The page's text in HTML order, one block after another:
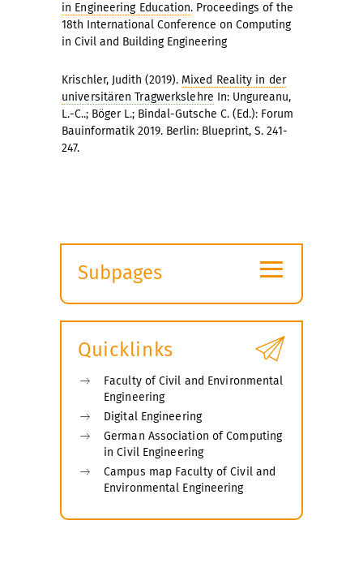
in Engineering Education. Proceedings of the
18th International Conference on Computing
in Civil and Building Engineering
Krischler, Judith (2019). Mixed Reality in der
universitären Tragwerkslehre In: Ungureanu,
L.-C..; Böger L.; Bindal-Gutsche C. (Ed.): Forum
Bauinformatik 2019. Berlin: Blueprint, S. 241-
247.
Subpages
submenu
≡
Quicklinks
Faculty of Civil and Environmental
Engineering
Digital Engineering
German Association of Computing
in Civil Engineering
Campus map Faculty of Civil and
Environmental Engineering